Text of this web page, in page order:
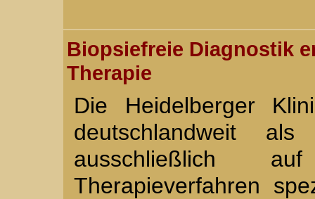
Biopsiefreie Diagnostik
Therapie
Die Heidelberger
deutschlandweit
ausschließlich
Therapieverfahren